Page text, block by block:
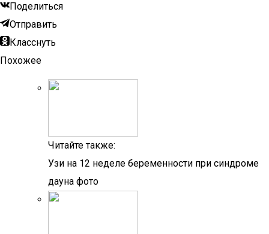
Поделиться
Отправить
Класснуть
Похожее
Читайте также:
Узи на 12 неделе беременности при синдроме
дауна фото